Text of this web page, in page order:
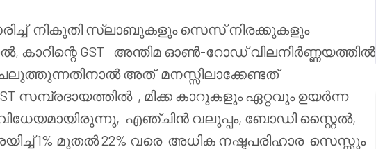
നികുതി സ്ലാബുകളുംസെസ് നിരക്കുകളും
കാറിന്റെ GST അന്തിമ ഓൺ-റോഡ് വിലനിർണ്ണയത്തിൽ
അത്മനസ്സിലാക്കേണ്ടത്
സമ്പ്രദായത്തിൽ , മിക്ക കാറുകളും ഏറ്റവും ഉയർന്ന
എഞ്ചിൻ വലുപ്പം, ബോഡി സ്റ്റൈൽ,
1% മുതൽ 22% വരെ അധിക നഷ്ടപരിഹാര സെസ്സും